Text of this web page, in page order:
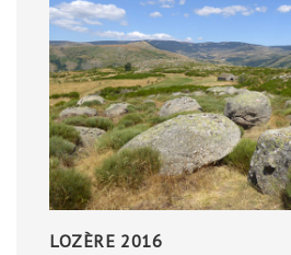
LOZÈRE 2016